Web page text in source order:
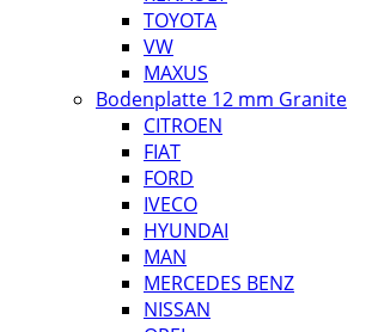
TOYOTA
VW
MAXUS
Bodenplatte 12 mm Granite
CITROEN
FIAT
FORD
IVECO
HYUNDAI
MAN
MERCEDES BENZ
NISSAN